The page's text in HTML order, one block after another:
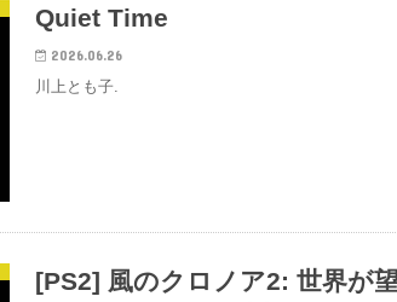
Quiet Time
2026.06.26
川上とも子.
[PS2] 風のクロノア2: 世界が